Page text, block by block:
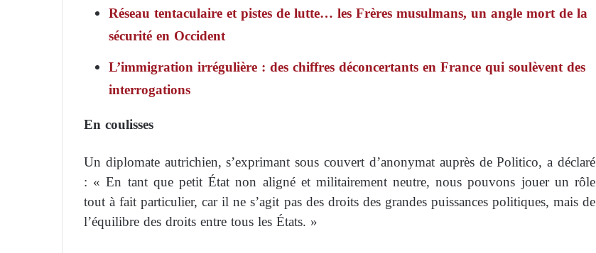
Réseau tentaculaire et pistes de lutte… les Frères musulmans, un angle mort de la
sécurité en Occident
L’immigration irrégulière : des chiffres déconcertants en France qui soulèvent des
interrogations
En coulisses
Un diplomate autrichien, s’exprimant sous couvert d’anonymat auprès de Politico, a déclaré
: « En tant que petit État non aligné et militairement neutre, nous pouvons jouer un rôle
tout à fait particulier, car il ne s’agit pas des droits des grandes puissances politiques, mais de
l’équilibre des droits entre tous les États. »